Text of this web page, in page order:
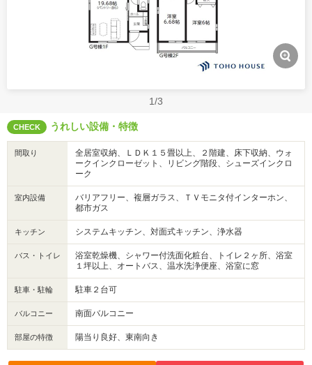
1/3
CHECK うれしい設備・特徴
間取り
全居室収納、ＬＤＫ１５畳以上、２階建、床下収納、ウォ
ークインクローゼット、リビング階段、シューズインクロ
ーク
室内設備
バリアフリー、複層ガラス、ＴＶモニタ付インターホン、
都市ガス
キッチン システムキッチン、対面式キッチン、浄水器
バス・トイレ
浴室乾燥機、シャワー付洗面化粧台、トイレ２ヶ所、浴室
１坪以上、オートバス、温水洗浄便座、浴室に窓
駐車・駐輪 駐車２台可
バルコニー 南面バルコニー
部屋の特徴 陽当り良好、東南向き